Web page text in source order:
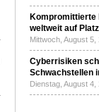
Kompromittierte
weltweit auf
Mittwoch, August
Cyberrisiken
Schwachstellen
Dienstag, August